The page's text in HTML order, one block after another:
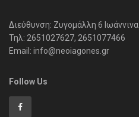
Διεύθυνση: Ζυγομάλλη 6 Ιωάννινα
Τηλ: 2651027627, 2651077466
Email: info@neoiagones.gr
Follow Us